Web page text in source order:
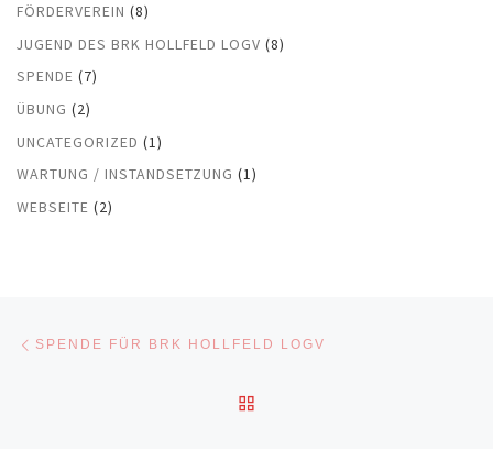
FÖRDERVEREIN (8)
JUGEND DES BRK HOLLFELD LOGV (8)
SPENDE (7)
ÜBUNG (2)
UNCATEGORIZED (1)
WARTUNG / INSTANDSETZUNG (1)
WEBSEITE (2)
SPENDE FÜR BRK HOLLFELD LOGV